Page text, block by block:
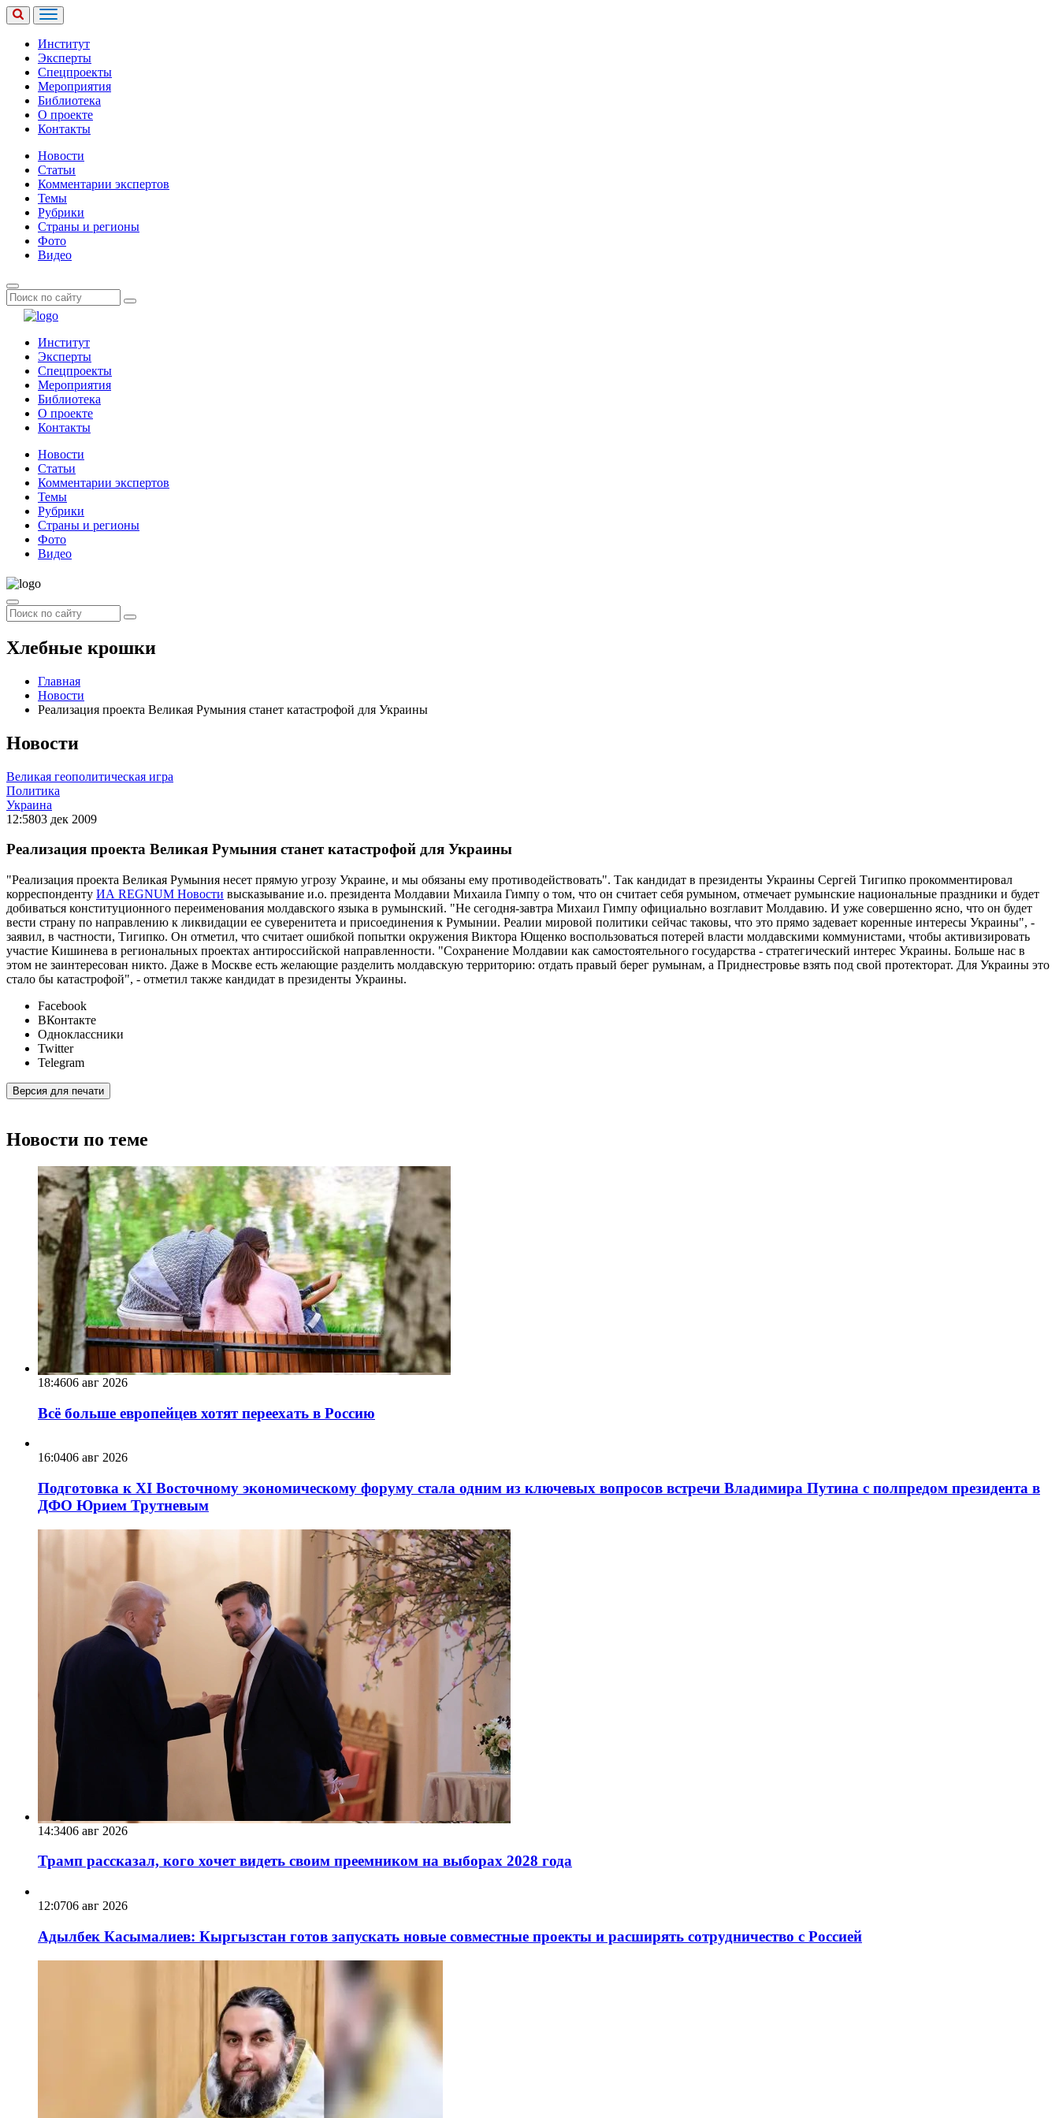
Институт
Эксперты
Спецпроекты
Мероприятия
Библиотека
О проекте
Контакты
Новости
Статьи
Комментарии экспертов
Темы
Рубрики
Страны и регионы
Фото
Видео
Институт
Эксперты
Спецпроекты
Мероприятия
Библиотека
О проекте
Контакты
Новости
Статьи
Комментарии экспертов
Темы
Рубрики
Страны и регионы
Фото
Видео
Хлебные крошки
Главная
Новости
Реализация проекта Великая Румыния станет катастрофой для Украины
Новости
Великая геополитическая игра
Политика
Украина
12:5803 дек 2009
Реализация проекта Великая Румыния станет катастрофой для Украины
"Реализация проекта Великая Румыния несет прямую угрозу Украине, и мы обязаны ему противодействовать". Так кандидат в президенты Украины Сергей Тигипко прокомментировал
корреспонденту ИА REGNUM Новости высказывание и.о. президента Молдавии Михаила Гимпу о том, что он считает себя румыном, отмечает румынские национальные праздники и будет
добиваться конституционного переименования молдавского языка в румынский. "Не сегодня-завтра Михаил Гимпу официально возглавит Молдавию. И уже совершенно ясно, что он будет
вести страну по направлению к ликвидации ее суверенитета и присоединения к Румынии. Реалии мировой политики сейчас таковы, что это прямо задевает коренные интересы Украины", -
заявил, в частности, Тигипко. Он отметил, что считает ошибкой попытки окружения Виктора Ющенко воспользоваться потерей власти молдавскими коммунистами, чтобы активизировать
участие Кишинева в региональных проектах антироссийской направленности. "Сохранение Молдавии как самостоятельного государства - стратегический интерес Украины. Больше нас в
этом не заинтересован никто. Даже в Москве есть желающие разделить молдавскую территорию: отдать правый берег румынам, а Приднестровье взять под свой протекторат. Для Украины это
стало бы катастрофой", - отметил также кандидат в президенты Украины.
Facebook
ВКонтакте
Одноклассники
Twitter
Telegram
Версия для печати
Новости по теме
18:4606 авг 2026
Всё больше европейцев хотят переехать в Россию
16:0406 авг 2026
Подготовка к XI Восточному экономическому форуму стала одним из ключевых вопросов встречи Владимира Путина с полпредом президента в
ДФО Юрием Трутневым
14:3406 авг 2026
Трамп рассказал, кого хочет видеть своим преемником на выборах 2028 года
12:0706 авг 2026
Адылбек Касымалиев: Кыргызстан готов запускать новые совместные проекты и расширять сотрудничество с Россией